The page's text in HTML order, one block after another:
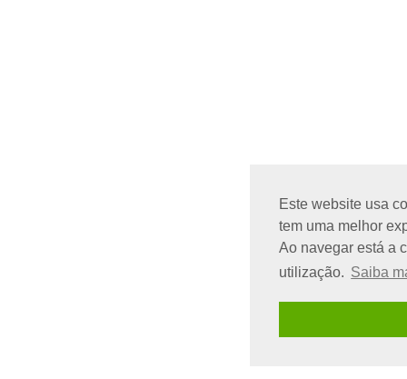
Este website usa
tem uma melhor
Ao navegar está a
utilização. Saiba